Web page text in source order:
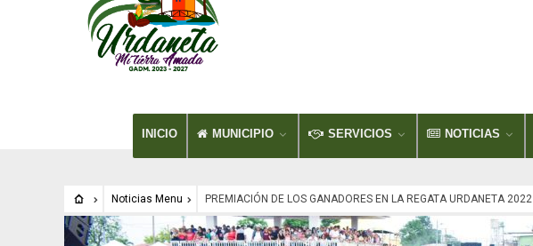
INICIO MUNICIPIO SERVICIOS NOTICIAS
Noticias Menu PREMIACIÓN DE LOS GANADORES EN LA REGATA URDANETA 2022